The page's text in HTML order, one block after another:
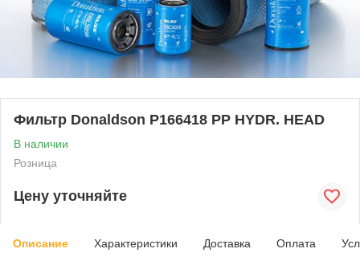
Фильтр Donaldson P166418 PP HYDR. HEAD
В наличии
Розница
Цену уточняйте
Описание Характеристики Доставка Оплата